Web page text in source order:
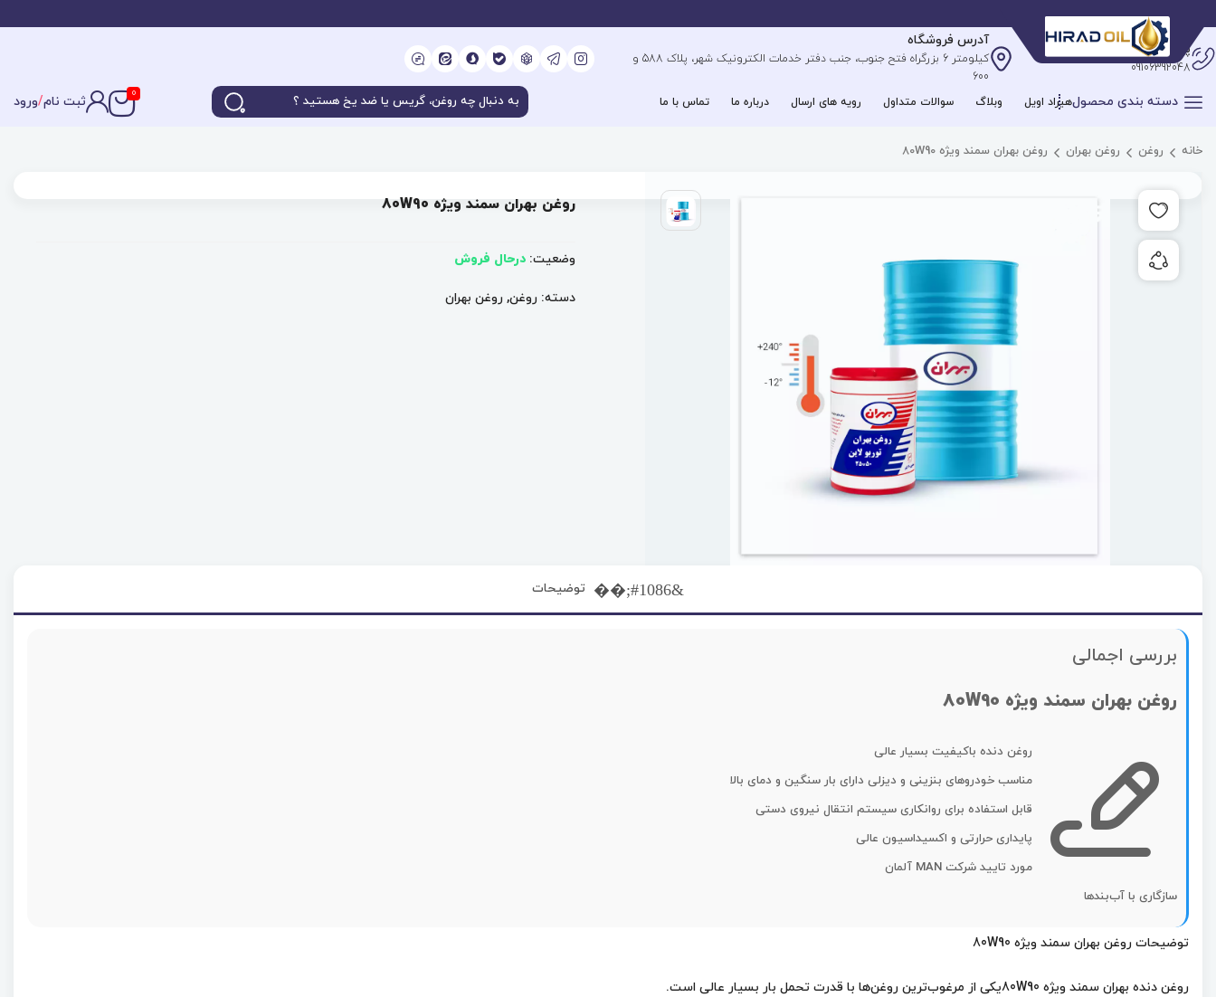
پشتیبانی آنلاین
09106392048
آدرس فروشگاه
کیلومتر 6 بزرگراه فتح جنوب، جنب دفتر خدمات الکترونیک شهر، پلاک 588 و
600
دسته بندی محصولهیراد اویل وبلاگ سوالات متداول رویه های ارسال درباره ما تماس با ما
0 ثبت نام/ورود
خانه روغن روغن بهران روغن بهران سمند ویژه 80W90
افزودن به علاقه مندی ها
به اشتراک گذاری محصول
روغن بهران سمند ویژه 80W90
وضعیت: درحال فروش
دسته: روغن, روغن بهران
توضیحات
بررسی اجمالی
روغن بهران سمند ویژه 80W90
روغن دنده باکیفیت بسیار عالی
مناسب خودروهای بنزینی و دیزلی دارای بار سنگین و دمای بالا
قابل استفاده برای روانکاری سیستم انتقال نیروی دستی
پایداری حرارتی و اکسیداسیون عالی
مورد تایید شرکت MAN آلمان
سازگاری با آب‌بندها
توضیحات روغن بهران سمند ویژه 80W90
روغن دنده بهران سمند ویژه 80W90یکی از مرغوب‌ترین روغن‌ها با قدرت تحمل بار بسیار عالی است.